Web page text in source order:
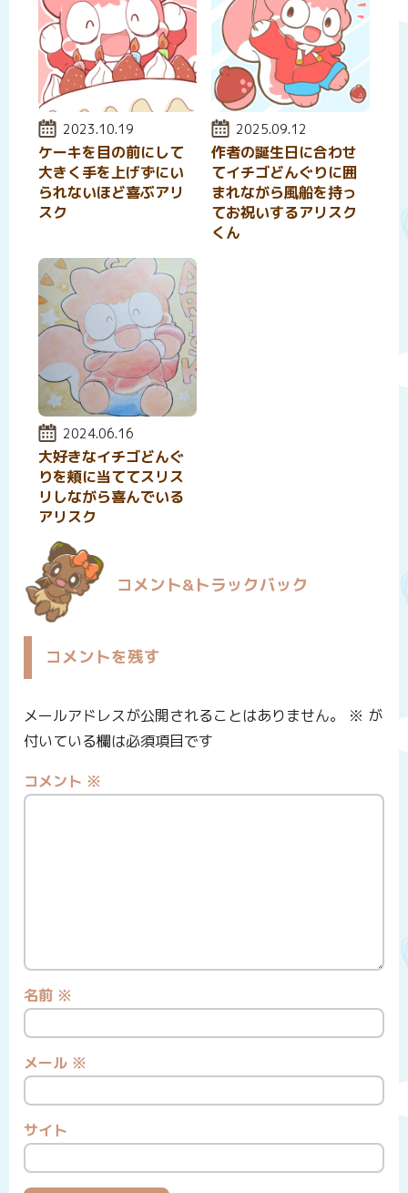
投稿日:
2023.10.19
ケーキを目の前にして
大きく手を上げずにい
られないほど喜ぶアリ
スク
投稿日:
2025.09.12
作者の誕生日に合わせ
てイチゴどんぐりに囲
まれながら風船を持っ
てお祝いするアリスク
くん
投稿日:
2024.06.16
大好きなイチゴどんぐ
りを頬に当ててスリス
リしながら喜んでいる
アリスク
コメント&トラックバック
コメントを残す
メールアドレスが公開されることはありません。 ※ が
付いている欄は必須項目です
コメント ※
名前 ※
メール ※
サイト